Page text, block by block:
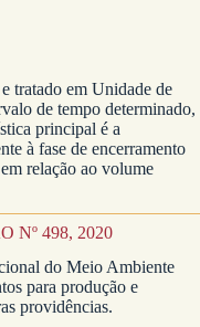
tratado em Unidade de
de tempo determinado,
principal é a
à fase de encerramento
relação ao volume
Nº 498, 2020
do Meio Ambiente
para produção e
providências.